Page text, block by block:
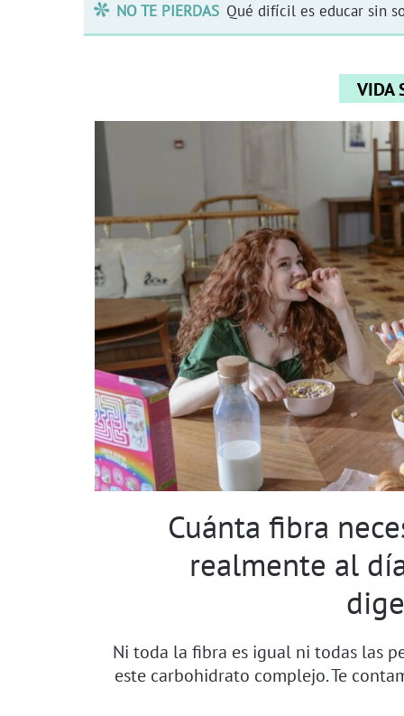
NO TE PIERDAS Qué difícil es educar sin
VIDA
Cuánta fibra
realmente al
Ni toda la fibra es igual ni todas las
este carbohidrato complejo. Te